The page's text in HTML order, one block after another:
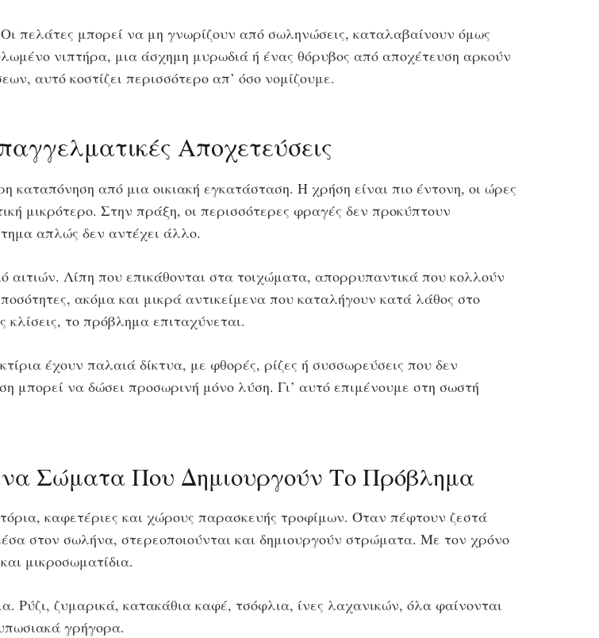
πελάτες μπορεί να μη γνωρίζουν από σωληνώσεις, καταλαβαίνουν όμως
νιπτήρα, μια άσχημη μυρωδιά ή ένας θόρυβος από αποχέτευση αρκούν
αυτό κοστίζει περισσότερο απ’ όσο νομίζουμε.
Αποχετεύσεις
καταπόνηση από μια οικιακή εγκατάσταση. Η χρήση είναι πιο έντονη, οι ώρες
μικρότερο. Στην πράξη, οι περισσότερες φραγές δεν προκύπτουν
απλώς δεν αντέχει άλλο.
Λίπη που επικάθονται στα τοιχώματα, απορρυπαντικά που κολλούν
ακόμα και μικρά αντικείμενα που καταλήγουν κατά λάθος στο
το πρόβλημα επιταχύνεται.
έχουν παλαιά δίκτυα, με φθορές, ρίζες ή συσσωρεύσεις που δεν
μπορεί να δώσει προσωρινή μόνο λύση. Γι’ αυτό επιμένουμε στη σωστή
Σώματα Που Δημιουργούν Το Πρόβλημα
καφετέριες και χώρους παρασκευής τροφίμων. Όταν πέφτουν ζεστά
στον σωλήνα, στερεοποιούνται και δημιουργούν στρώματα. Με τον χρόνο
μικροσωματίδια.
ζυμαρικά, κατακάθια καφέ, τσόφλια, ίνες λαχανικών, όλα φαίνονται
γρήγορα.